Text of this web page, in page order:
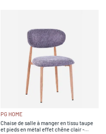
PG HOME
Chaise de salle à manger en tissu taupe
et pieds en métal effet chêne clair -